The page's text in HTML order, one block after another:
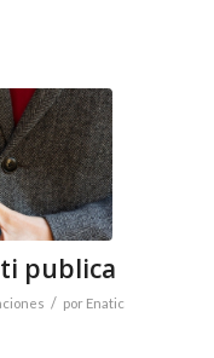
publica
/ por Enatic